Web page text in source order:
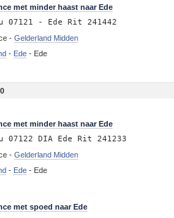
met minder haast naar Ede
07121 - Ede Rit 241442
-Gelderland Midden
- Ede - Ede
met minder haast naar Ede
07122 DIA Ede Rit 241233
-Gelderland Midden
- Ede - Ede
met spoed naar Ede